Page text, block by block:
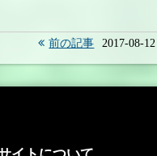
前の記事 2017-08-12